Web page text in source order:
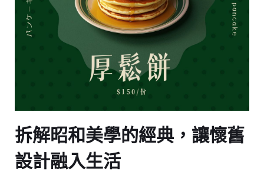
拆解昭和美學的經典，讓懷舊
設計融入生活